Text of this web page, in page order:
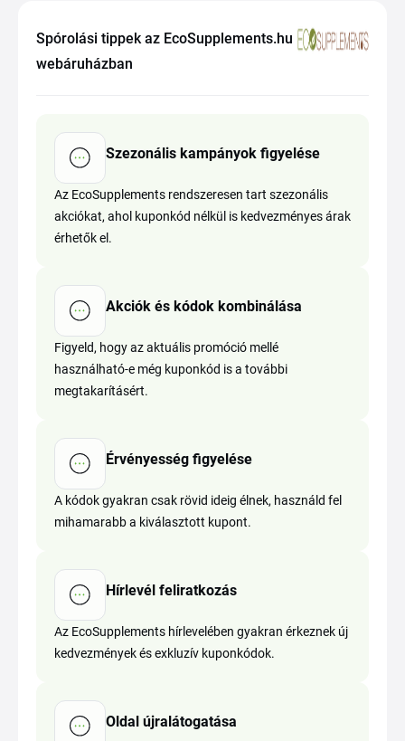
Spórolási tippek az EcoSupplements.hu
webáruházban
Szezonális kampányok figyelése
Az EcoSupplements rendszeresen tart szezonális
akciókat, ahol kuponkód nélkül is kedvezményes árak
érhetők el.
Akciók és kódok kombinálása
Figyeld, hogy az aktuális promóció mellé
használható-e még kuponkód is a további
megtakarításért.
Érvényesség figyelése
A kódok gyakran csak rövid ideig élnek, használd fel
mihamarabb a kiválasztott kupont.
Hírlevél feliratkozás
Az EcoSupplements hírlevelében gyakran érkeznek új
kedvezmények és exkluzív kuponkódok.
Oldal újralátogatása